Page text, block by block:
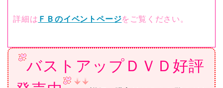
詳細は ＦＢのイベントページをご覧ください。
バストアップＤＶＤ好評